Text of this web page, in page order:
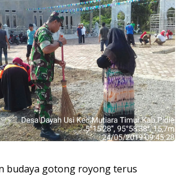
budaya gotong royong terus